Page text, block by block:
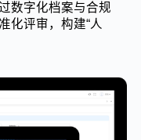
数字化档案与合规
化评审，构建“人